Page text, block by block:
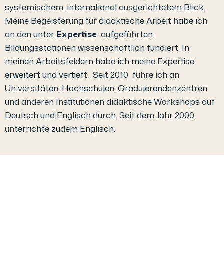
systemischem, international ausgerichtetem Blick.
Meine Begeisterung für didaktische Arbeit habe ich
an den unter Expertise aufgeführten
Bildungsstationen wissenschaftlich fundiert. In
meinen Arbeitsfeldern habe ich meine Expertise
erweitert und vertieft. Seit 2010 führe ich an
Universitäten, Hochschulen, Graduierendenzentren
und anderen Institutionen didaktische Workshops auf
Deutsch und Englisch durch. Seit dem Jahr 2000
unterrichte zudem Englisch.